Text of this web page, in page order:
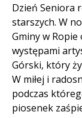
Dzień Seniora
starszych. W
Gminy w
występami
Górski, który
W miłej i
podczas
piosenek